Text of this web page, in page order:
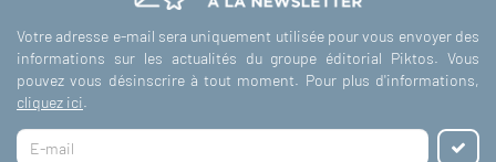
Votre adresse e-mail sera uniquement utilisée pour vous envoyer des
informations sur les actualités du groupe éditorial Piktos. Vous
pouvez vous désinscrire à tout moment. Pour plus d'informations,
cliquez ici.